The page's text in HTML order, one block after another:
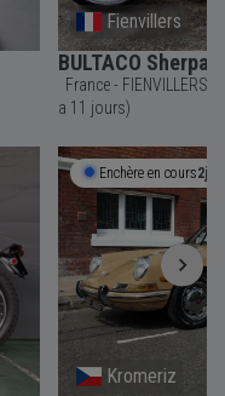
Fienvillers
BULTACO Sherpa
France - FIENVILLERS / Publiée le 2026-07-26 (Il y
a 11 jours)
Enchère en cours2j
Kromeriz